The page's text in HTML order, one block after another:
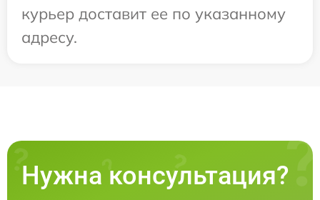
курьер доставит ее по указанному
адресу.
Нужна консультация?